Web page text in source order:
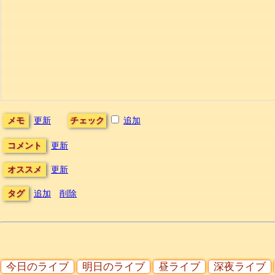
メモ 更新 チェック 追加
コメント 更新
オススメ 更新
タグ 追加 削除
今日のライブ 明日のライブ 昼ライブ 深夜ライブ